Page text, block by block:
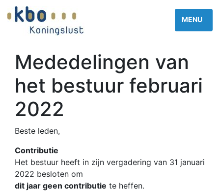
Mededelingen van
het bestuur februari
2022
Beste leden,
Contributie
Het bestuur heeft in zijn vergadering van 31 januari
2022 besloten om
dit jaar geen contributie te heffen.